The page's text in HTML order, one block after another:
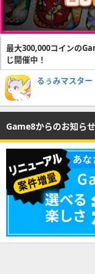
最大300,000コインの
じ開催中！
るぅみマスター
Game8からのお知らせ